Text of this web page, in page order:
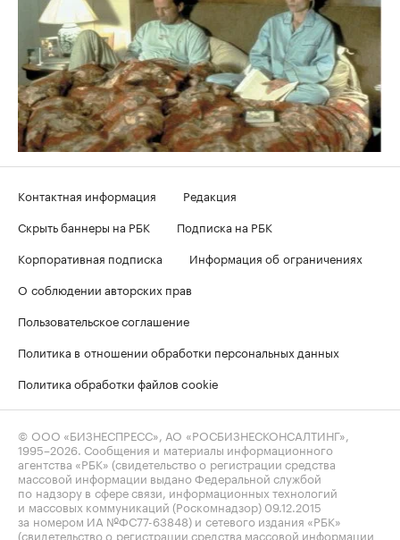
Контактная информация
Редакция
Скрыть баннеры на РБК
Подписка на РБК
Корпоративная подписка
Информация об ограничениях
О соблюдении авторских прав
Пользовательское соглашение
Политика в отношении обработки персональных данных
Политика обработки файлов cookie
© ООО «БИЗНЕСПРЕСС», АО «РОСБИЗНЕСКОНСАЛТИНГ»,
1995–2026 . Сообщения и материалы информационного
агентства «РБК» (свидетельство о регистрации средства
массовой информации выдано Федеральной службой
по надзору в сфере связи, информационных технологий
и массовых коммуникаций (Роскомнадзор) 09.12.2015
за номером ИА №ФС77-63848) и сетевого издания «РБК»
(свидетельство о регистрации средства массовой информации